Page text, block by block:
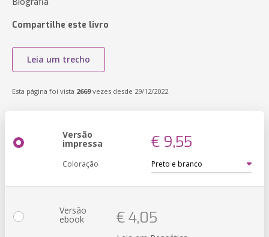
Compartilhe este livro
Leia um trecho
Esta página foi vista 2669vezes desde 29/12/2022
Versão
impressa € 9,55
Coloração
Versão
ebook € 4,05